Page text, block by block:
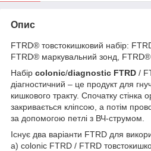
Опис
FTRD® товстокишковий набір:
FTRD® маркувальний зонд,
Набір colonic/diagnostic FTRD /
діагностичний – це продукт для
кишкового тракту. Спочатку стінка
закривається кліпсою, а потім
за допомогою петлі з ВЧ-струмом.
Існує два варіанти FTRD для
a) colonic FTRD / FTRD